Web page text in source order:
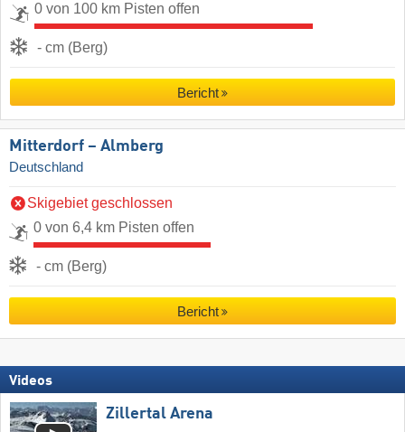
0 von 100 km Pisten offen
- cm (Berg)
Bericht
Mitterdorf – Almberg
Deutschland
Skigebiet geschlossen
0 von 6,4 km Pisten offen
- cm (Berg)
Bericht
Videos
Zillertal Arena